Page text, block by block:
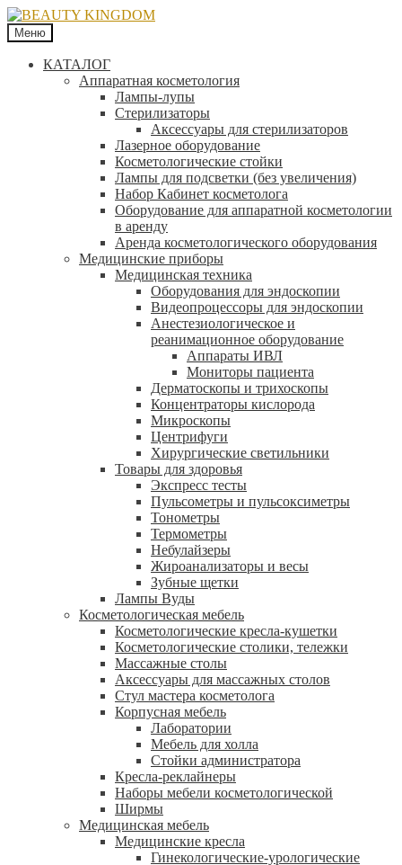
Меню
КАТАЛОГ
Аппаратная косметология
Лампы-лупы
Стерилизаторы
Аксессуары для стерилизаторов
Лазерное оборудование
Косметологические стойки
Лампы для подсветки (без увеличения)
Набор Кабинет косметолога
Оборудование для аппаратной косметологии
в аренду
Аренда косметологического оборудования
Медицинские приборы
Медицинская техника
Оборудования для эндоскопии
Видеопроцессоры для эндоскопии
Анестезиологическое и
реанимационное оборудование
Аппараты ИВЛ
Мониторы пациента
Дерматоскопы и трихоскопы
Концентраторы кислорода
Микроскопы
Центрифуги
Xирургические светильники
Товары для здоровья
Экспресс тесты
Пульсометры и пульсоксиметры
Тонометры
Термометры
Небулайзеры
Жироанализаторы и весы
Зубные щетки
Лампы Вуды
Косметологическая мебель
Косметологические кресла-кушетки
Косметологические столики, тележки
Массажные столы
Аксессуары для массажных столов
Стул мастера косметолога
Корпусная мебель
Лаборатории
Мебель для холла
Стойки администратора
Кресла-реклайнеры
Наборы мебели косметологической
Ширмы
Медицинская мебель
Медицинские кресла
Гинекологические-урологические